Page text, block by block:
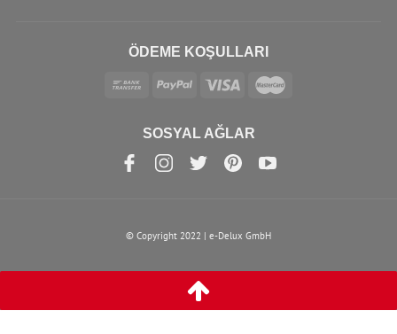
ÖDEME KOŞULLARI
SOSYAL AĞLAR
© Copyright 2022 | e-Delux GmbH